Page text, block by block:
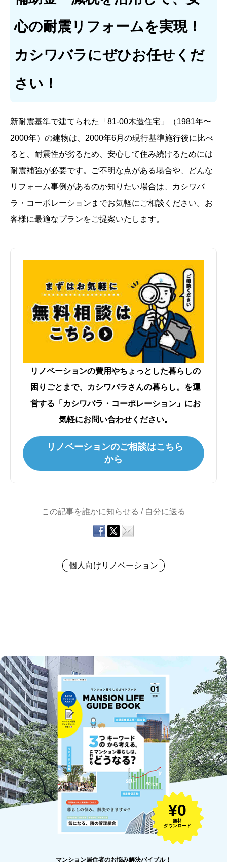
心の耐震リフォームを実現！
カシワバラにぜひお任せくだ
さい！
新耐震基準で建てられた「81-00木造住宅」（1981年〜
2000年）の建物は、2000年6月の現行基準施行後に比べ
ると、耐震性が劣るため、安心して住み続けるためには
耐震補強が必要です。ご不明な点がある場合や、どんな
リフォーム事例があるのか知りたい場合は、カシワバ
ラ・コーポレーションまでお気軽にご相談ください。お
客様に最適なプランをご提案いたします。
リノベーションの費用やちょっとした暮らしの
困りごとまで、カシワバラさんの暮らし。を運
営する「カシワバラ・コーポレーション」にお
気軽にお問い合わせください。
リノベーションのご相談はこちら
から
この記事を誰かに知らせる / 自分に送る
個人向けリノベーション
¥0
無料
ダウンロード
マンション居住者のお悩み解決バイブル！